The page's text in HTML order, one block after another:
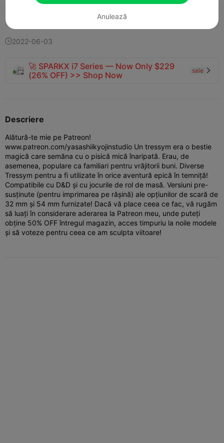
2022-06-03
🚀 SPARKX i7 Series — Now Only $229
(26% OFF) >> Shop Now
sale 
Descriere
Alătură-te mie pe Patreon!
www.patreon.com/yasashiikyojinstudio Un tressym era o bestie
magică care semăna cu o pisică mică înaripată. Erau, de
asemenea, populare ca familiari pentru vrăjitorii buni. Diverse
Tressym pentru a fi utilizate în orice aventură epică în temniță!
Compatibile cu D&D și cu jocurile de rol de masă. Versiuni pre-
susținute (pentru imprimarea pe rășină) ale opțiunilor de scară de
32 mm și 54 mm furnizate! Dacă vă place ceea ce fac, vă rugăm
să luați în considerare aderarea la Patreon meu, unde puteți
obține 50% OFF întregul magazin, acces timpuriu la noile modele
și să voteze pentru ceea ce am sculpta viitoare!
Anulează